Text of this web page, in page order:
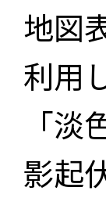
地図
利用
「
影起